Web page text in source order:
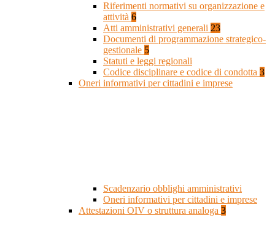
Riferimenti normativi su organizzazione e
attività 6
Atti amministrativi generali 23
Documenti di programmazione strategico-
gestionale 5
Statuti e leggi regionali
Codice disciplinare e codice di condotta 3
Oneri informativi per cittadini e imprese
Scadenzario obblighi amministrativi
Oneri informativi per cittadini e imprese
Attestazioni OIV o struttura analoga 3